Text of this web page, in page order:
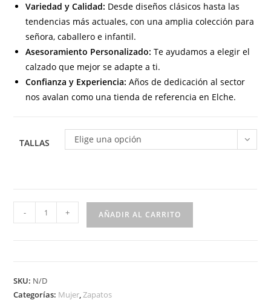
Variedad y Calidad: Desde diseños clásicos hasta las
tendencias más actuales, con una amplia colección para
señora, caballero e infantil.
Asesoramiento Personalizado: Te ayudamos a elegir el
calzado que mejor se adapte a ti.
Confianza y Experiencia: Años de dedicación al sector
nos avalan como una tienda de referencia en Elche.
TALLAS Elige una opción
Zapato
piel
de
- + AÑADIR AL CARRITO
SKU: N/D
Categorías: Mujer,Zapatos